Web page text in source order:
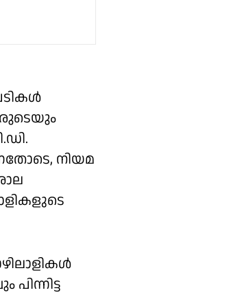
നിയമ